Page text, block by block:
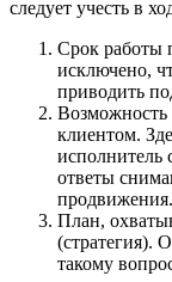
следует учесть в
Срок работы
исключено,
приводить
Возможность
клиентом.
исполнитель
ответы
продвижения.
План,
(стратегия).
такому